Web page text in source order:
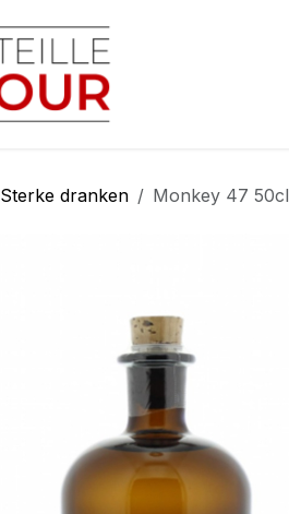
Sterke dranken Monkey 47 50cl